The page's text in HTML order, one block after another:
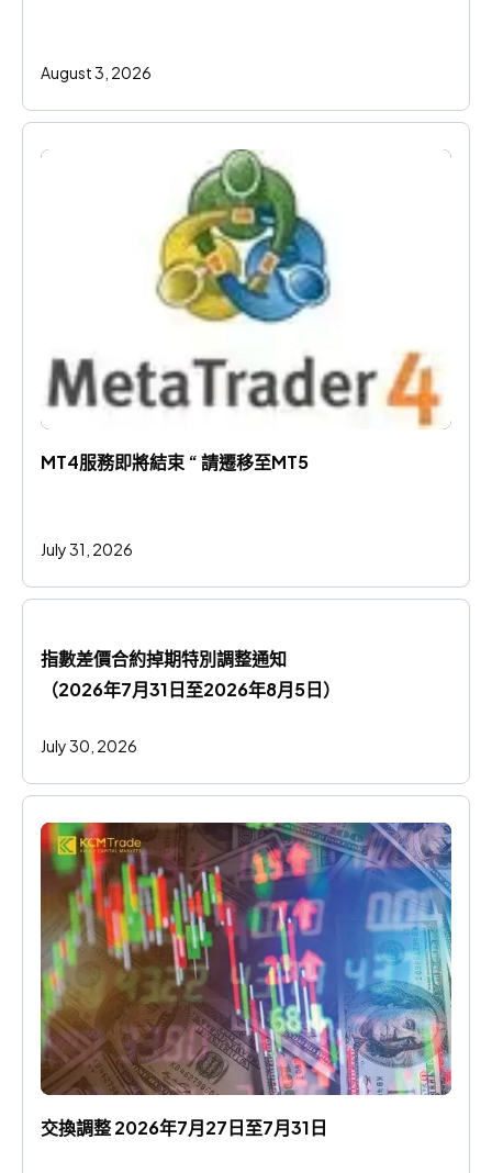
August 3, 2026
MT4服務即將結束 “ 請遷移至MT5
July 31, 2026
指數差價合約掉期特別調整通知
（2026年7月31日至2026年8月5日）
July 30, 2026
交換調整 2026年7月27日至7月31日